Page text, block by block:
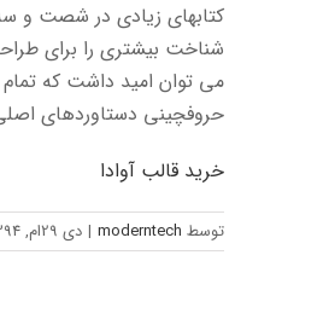
کتابهای زیادی در شصت و
شناخت بیشتری را برای
می توان امید داشت که
حروفچینی دستاوردهای
خرید قالب آوادا
توسط moderntech
| دی 29ام, 1394